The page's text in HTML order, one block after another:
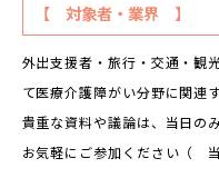
【 対象者・業界 】
外出支援者・旅行・交通・観
て医療介護障がい分野に関連
貴重な資料や議論は、当日の
お気軽にご参加ください（